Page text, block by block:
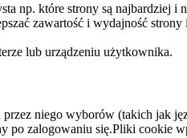
np. które strony są najbardziej i
zawartość i wydajność strony
lub urządzeniu użytkownika.
niego wyborów (takich jak
po zalogowaniu się.Pliki cookie